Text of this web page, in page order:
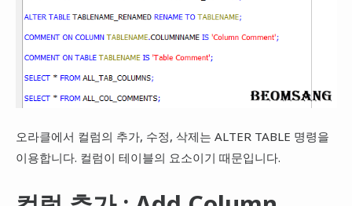
오라클에서 컬럼의 추가, 수정, 삭제는 ALTER TABLE 명령을
이용합니다. 컬럼이 테이블의 요소이기 때문입니다.